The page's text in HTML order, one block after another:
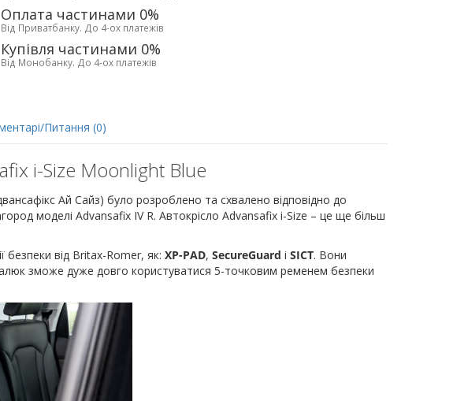
Оплата частинами 0%
Від Приватбанку. До 4-ох платежів
Купівля частинами 0%
Від Монобанку. До 4-ох платежів
Питання (0)
i-Size Moonlight Blue
Ай Сайз) було розроблено та схвалено відповідно до
моделі Advansafix IV R. Автокрісло Advansafix i-Size – це ще більш
безпеки від Britax-Romer, як: XP-PAD, SecureGuard і SICT. Вони
зможе дуже довго користуватися 5-точковим ременем безпеки